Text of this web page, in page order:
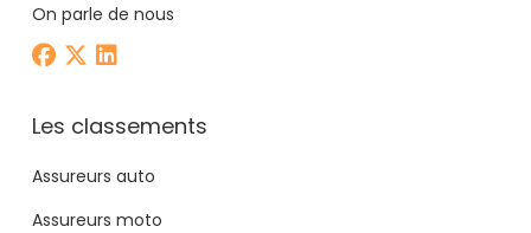
On parle de nous
Les classements
Assureurs auto
Assureurs moto